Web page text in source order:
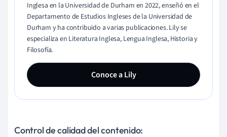
Inglesa en la Universidad de Durham en 2022, enseñó en el
Departamento de Estudios Ingleses de la Universidad de
Durham y ha contribuido a varias publicaciones. Lily se
especializa en Literatura Inglesa, Lengua Inglesa, Historia y
Filosofía.
Conoce a Lily
Control de calidad del contenido: